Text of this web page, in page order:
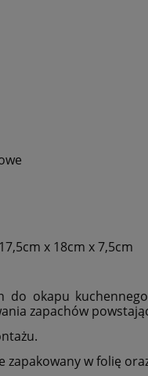
x 18cm x 7,5cm
do okapu
zapachów
w folię